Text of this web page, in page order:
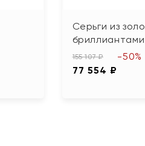
Серьги из
155 107 ₽
77 554 ₽
-50%